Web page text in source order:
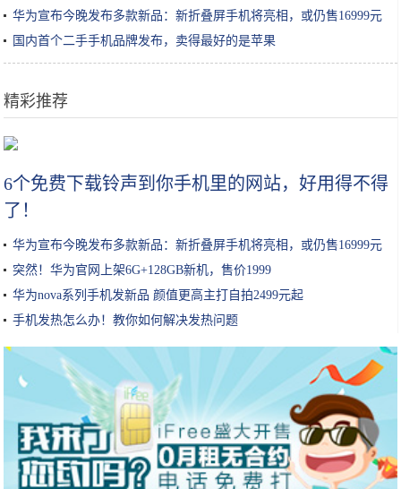
华为宣布今晚发布多款新品：新折叠屏手机将亮相，或仍售16999元
国内首个二手手机品牌发布，卖得最好的是苹果
精彩推荐
6个免费下载铃声到你手机里的网站，好用得不得
了！
华为宣布今晚发布多款新品：新折叠屏手机将亮相，或仍售16999元
突然！华为官网上架6G+128GB新机，售价1999
华为nova系列手机发新品 颜值更高主打自拍2499元起
手机发热怎么办！教你如何解决发热问题